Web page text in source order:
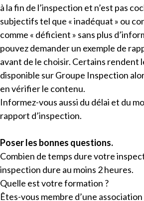
à la fin de l’inspection et n’est pas
subjectifs tel que « inadéquat » ou
comme « déficient » sans plus
pouvez demander un exemple de
avant de le choisir. Certains rendent
disponible sur Groupe Inspection
en vérifier le contenu.
Informez-vous aussi du délai et du
rapport d’inspection.
Poser les bonnes questions.
Combien de temps dure votre
inspection dure au moins 2 heures.
Quelle est votre formation ?
Êtes-vous membre d’une